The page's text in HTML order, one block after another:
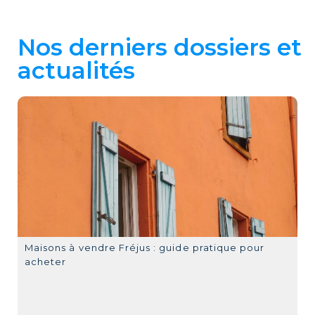
Nos derniers dossiers et
actualités
Maisons à vendre Fréjus : guide pratique pour
acheter